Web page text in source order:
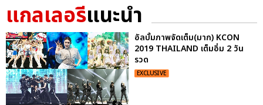
แกลเลอรีแนะนำ
อัลบั้มภาพจัดเต็ม(มาก) KCON
2019 THAILAND เต็มอิ่ม 2 วัน
รวด
EXCLUSIVE